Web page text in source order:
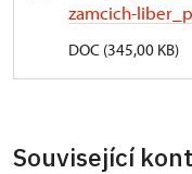
zamcich-
DOC (345,00 KB)
Související